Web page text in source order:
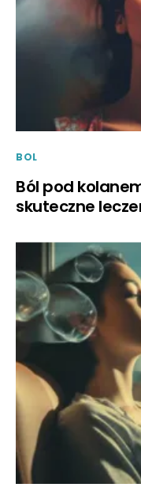
BOL
Ból pod
skuteczne